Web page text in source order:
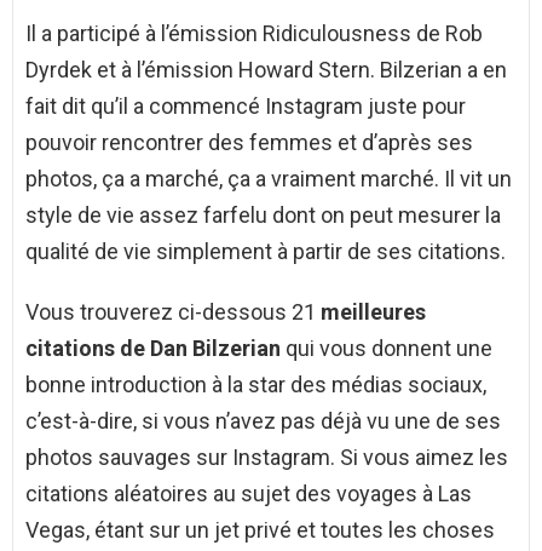
Il a participé à l’émission Ridiculousness de Rob
Dyrdek et à l’émission Howard Stern. Bilzerian a en
fait dit qu’il a commencé Instagram juste pour
pouvoir rencontrer des femmes et d’après ses
photos, ça a marché, ça a vraiment marché. Il vit un
style de vie assez farfelu dont on peut mesurer la
qualité de vie simplement à partir de ses citations.
Vous trouverez ci-dessous 21 meilleures
citations de Dan Bilzerian qui vous donnent une
bonne introduction à la star des médias sociaux,
c’est-à-dire, si vous n’avez pas déjà vu une de ses
photos sauvages sur Instagram. Si vous aimez les
citations aléatoires au sujet des voyages à Las
Vegas, étant sur un jet privé et toutes les choses